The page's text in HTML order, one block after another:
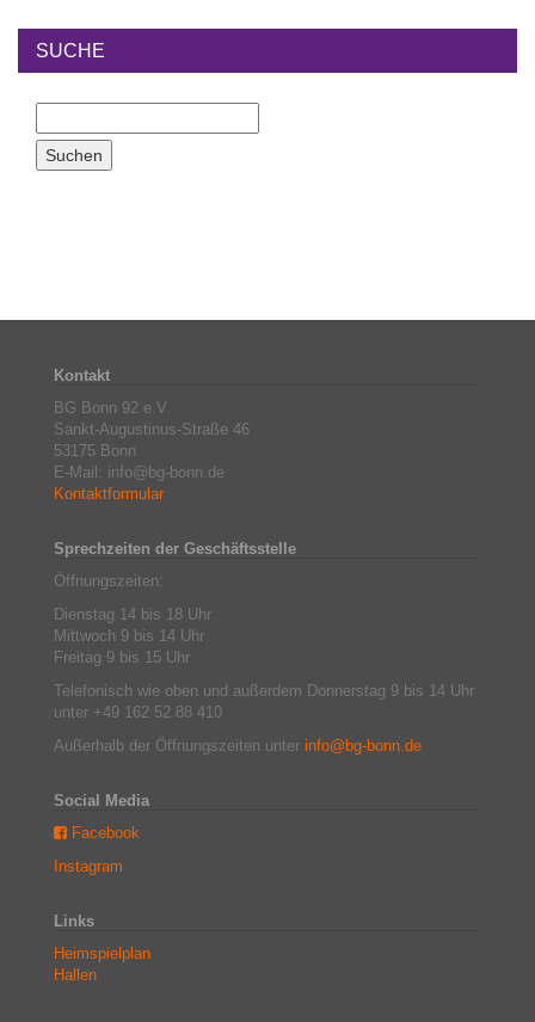
SUCHE
Kontakt
BG Bonn 92 e.V.
Sankt-Augustinus-Straße 46
53175 Bonn
E-Mail: info@bg-bonn.de
Kontaktformular
Sprechzeiten der Geschäftsstelle
Öffnungszeiten:
Dienstag 14 bis 18 Uhr
Mittwoch 9 bis 14 Uhr
Freitag 9 bis 15 Uhr
Telefonisch wie oben und außerdem Donnerstag 9 bis 14 Uhr
unter +49 162 52 88 410
Außerhalb der Öffnungszeiten unter info@bg-bonn.de
Social Media
Facebook
Instagram
Links
Heimspielplan
Hallen